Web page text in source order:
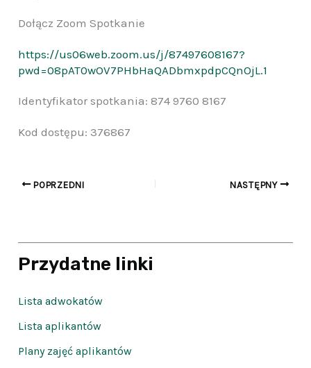
Dołącz Zoom Spotkanie
https://us06web.zoom.us/j/87497608167?
pwd=08pAT0wOV7PHbHaQADbmxpdpCQnOjL.1
Identyfikator spotkania: 874 9760 8167
Kod dostępu: 376867
POPRZEDNI NASTĘPNY
Przydatne linki
Lista adwokatów
Lista aplikantów
Plany zajęć aplikantów